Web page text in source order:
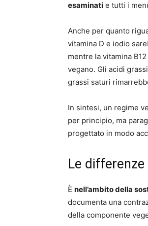
esaminati e tutti i
Anche per quanto
vitamina D e iodio
mentre la vitamina
vegano. Gli acidi
grassi saturi
In sintesi, un regime
per principio, ma
progettato in modo
Le
È nell’ambito della
documenta una
della componente